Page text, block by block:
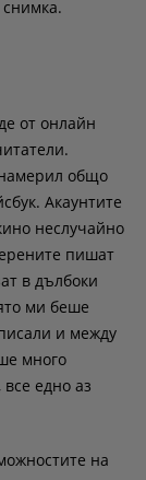
от онлайн
общо
Акаунтите
неслучайно
пишат
в дълбоки
ми беше
и между
много
едно аз
на